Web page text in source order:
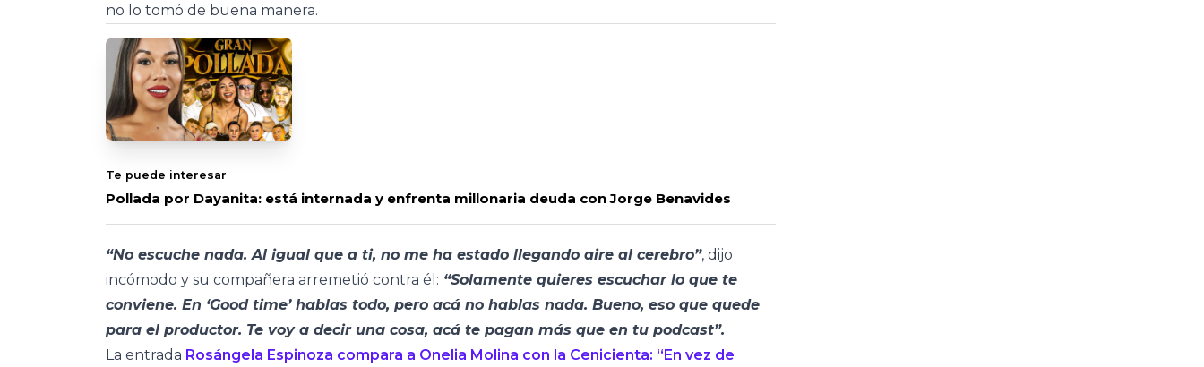
no lo tomó de buena manera.
Te puede interesar
Pollada por Dayanita: está internada y enfrenta millonaria deuda con Jorge Benavides
“No escuche nada. Al igual que a ti, no me ha estado llegando aire al cerebro”, dijo
incómodo y su compañera arremetió contra él: “Solamente quieres escuchar lo que te
conviene. En ‘Good time’ hablas todo, pero acá no hablas nada. Bueno, eso que quede
para el productor. Te voy a decir una cosa, acá te pagan más que en tu podcast”.
La entrada Rosángela Espinoza compara a Onelia Molina con la Cenicienta: “En vez de